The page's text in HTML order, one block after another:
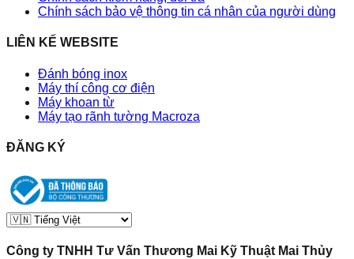
Chính sách bảo vệ thông tin cá nhân của người dùng
LIÊN KẾ WEBSITE
Đánh bóng inox
Máy thí công cơ điện
Máy khoan từ
Máy tạo rãnh tường Macroza
ĐĂNG KÝ
Công ty TNHH Tư Vấn Thương Mai Kỹ Thuật Mai Thủy